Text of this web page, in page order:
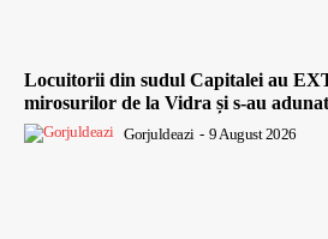
Locuitorii din sudul Capitalei au
mirosurilor de la Vidra și s-au
Gorjuldeazi - 9 August 2026